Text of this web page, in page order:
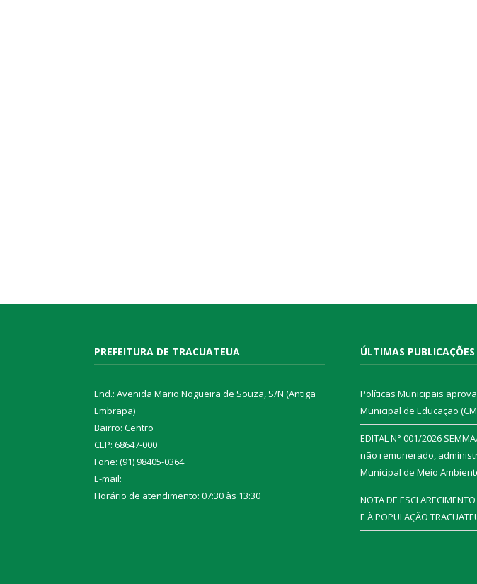
PREFEITURA DE TRACUATEUA
End.: Avenida Mario Nogueira de Souza, S/N (Antiga
Embrapa)
Bairro: Centro
CEP: 68647-000
Fone: (91) 98405-0364
E-mail:
Horário de atendimento: 07:30 às 13:30
ÚLTIMAS PUBLICAÇÕES
Políticas Municipais
Municipal de Educação
EDITAL N° 001/2026
não remunerado,
Municipal de Meio
NOTA DE
E À POPULAÇÃO